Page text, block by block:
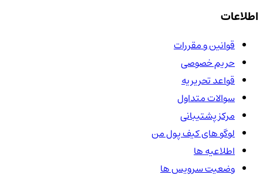
اطلاعات
قوانین و مقررات
حریم خصوصی
قواعد تحریریه
سوالات متداول
مرکز پشتیبانی
لوگو های کیف پول من
اطلاعیه ها
وضعیت سرویس ها